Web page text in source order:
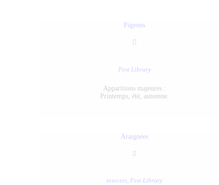
Pigeons
Pest Library
Apparitions majeures :
Printemps, été, automne.
Araignées
insectes, Pest Library